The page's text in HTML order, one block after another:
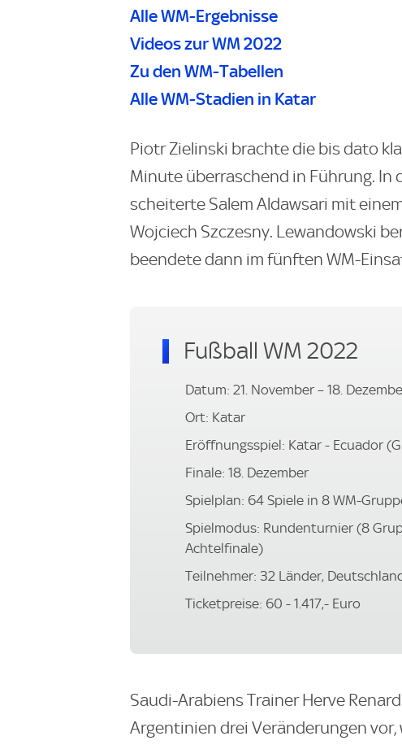
Alle WM-Ergebnisse
Videos zur WM 2022
Zu den WM-Tabellen
Alle WM-Stadien in Katar
Piotr Zielinski brachte die bis dato
Minute überraschend in Führung.
scheiterte Salem Aldawsari mit
Wojciech Szczesny. Lewandowski
beendete dann im fünften WM-
Fußball WM 2022
Datum: 21. November – 18.
Ort: Katar
Eröffnungsspiel: Katar - Ecuador
Finale: 18. Dezember
Spielplan: 64 Spiele in 8 WM-
Spielmodus: Rundenturnier (8
Achtelfinale)
Teilnehmer: 32 Länder,
Ticketpreise: 60 - 1.417,- Euro
Saudi-Arabiens Trainer Herve
Argentinien drei Veränderungen